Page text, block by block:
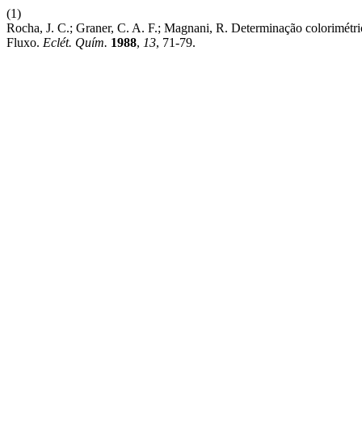
(1)
Rocha, J. C.; Graner, C. A. F.; Magnani, R. Determinação
Fluxo. Eclét. Quím. 1988, 13, 71-79.